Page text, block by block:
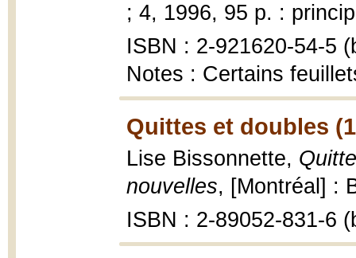
; 4, 1996, 95 p. :
ISBN : 2-921620-54-5
Notes : Certains
Quittes et doubles
Lise Bissonnette,
nouvelles, [Montréal] :
ISBN : 2-89052-831-6